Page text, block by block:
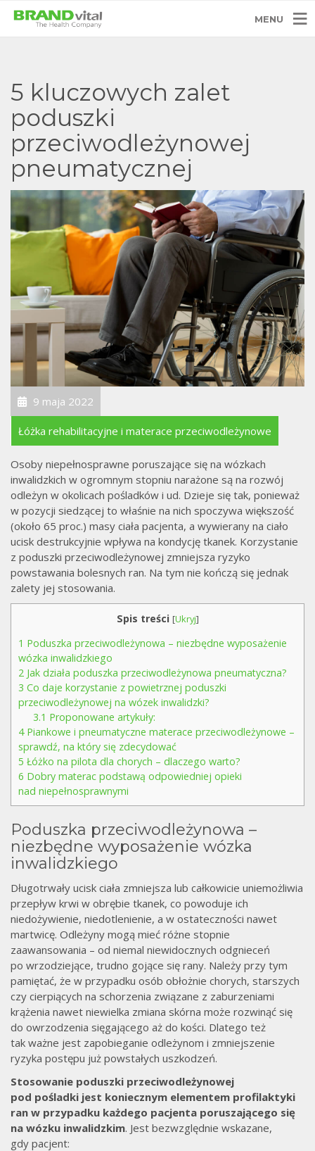
MENU
5 kluczowych zalet
poduszki
przeciwodleżynowej
pneumatycznej
9 maja 2022
Łóżka rehabilitacyjne i materace przeciwodleżynowe
Osoby niepełnosprawne poruszające się na wózkach
inwalidzkich w ogromnym stopniu narażone są na rozwój
odleżyn w okolicach pośladków i ud. Dzieje się tak, ponieważ
w pozycji siedzącej to właśnie na nich spoczywa większość
(około 65 proc.) masy ciała pacjenta, a wywierany na ciało
ucisk destrukcyjnie wpływa na kondycję tkanek. Korzystanie
z poduszki przeciwodleżynowej zmniejsza ryzyko
powstawania bolesnych ran. Na tym nie kończą się jednak
zalety jej stosowania.
Spis treści [Ukryj]
1 Poduszka przeciwodleżynowa – niezbędne wyposażenie
wózka inwalidzkiego
2 Jak działa poduszka przeciwodleżynowa pneumatyczna?
3 Co daje korzystanie z powietrznej poduszki
przeciwodleżynowej na wózek inwalidzki?
3.1 Proponowane artykuły:
4Piankowe i pneumatyczne materace przeciwodleżynowe –
sprawdź, na który się zdecydować
5 Łóżko na pilota dla chorych – dlaczego warto?
6 Dobry materac podstawą odpowiedniej opieki
nad niepełnosprawnymi
Poduszka przeciwodleżynowa –
niezbędne wyposażenie wózka
inwalidzkiego
Długotrwały ucisk ciała zmniejsza lub całkowicie uniemożliwia
przepływ krwi w obrębie tkanek, co powoduje ich
niedożywienie, niedotlenienie, a w ostateczności nawet
martwicę. Odleżyny mogą mieć różne stopnie
zaawansowania – od niemal niewidocznych odgnieceń
po wrzodziejące, trudno gojące się rany. Należy przy tym
pamiętać, że w przypadku osób obłożnie chorych, starszych
czy cierpiących na schorzenia związane z zaburzeniami
krążenia nawet niewielka zmiana skórna może rozwinąć się
do owrzodzenia sięgającego aż do kości. Dlatego też
tak ważne jest zapobieganie odleżynom i zmniejszenie
ryzyka postępu już powstałych uszkodzeń.
Stosowanie poduszki przeciwodleżynowej
pod pośladki jest koniecznym elementem profilaktyki
ran w przypadku każdego pacjenta poruszającego się
na wózku inwalidzkim. Jest bezwzględnie wskazane,
gdy pacjent: